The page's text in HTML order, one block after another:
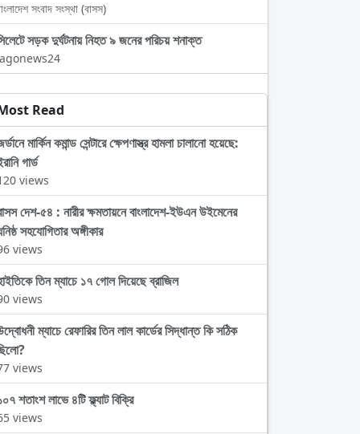
সংবাদ সংস্থা (বাসস)
সড়ক দুর্ঘটনায় নিহত ৯ জনের পরিচয় শনাক্ত
Read
মার্কিন কমান্ড সেন্টারে ক্ষেপণাস্ত্র হামলা চালানো হয়েছে:
গার্ড
views
দেশ-৫৪ : নারীর ক্ষমতায়নে বাংলাদেশ-ইউএন উইমেনের
সহযোগিতার অঙ্গীকার
views
তিন ম্যাচে ১৭ গোল দিয়েছে ব্রাজিল
views
ম্যাচে রেফারির তিন লাল কার্ডের সিদ্ধান্ত কি সঠিক
views
শতাংশ লাভে ৪টি ফ্ল্যাট বিক্রি
views